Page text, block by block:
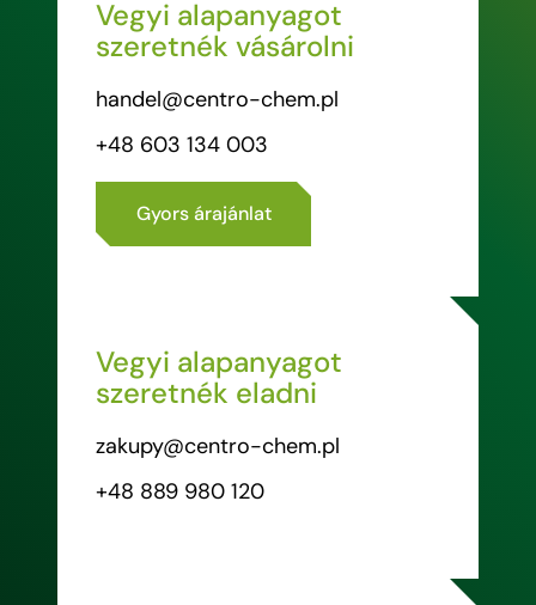
Vegyi alapanyagot
szeretnék vásárolni
handel@centro-chem.pl
+48 603 134 003
Gyors árajánlat
Vegyi alapanyagot
szeretnék eladni
zakupy@centro-chem.pl
+48 889 980 120